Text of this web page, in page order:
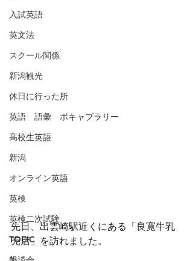
入試英語
英文法
スクール関係
新潟観光
休日に行った所
英語 語彙 ボキャブラリー
高校生英語
新潟
オンライン英語
英検
英検二次試験
TOEIC
先日、出雲崎駅近くにある「良寛牛乳
売店」を訪れました。